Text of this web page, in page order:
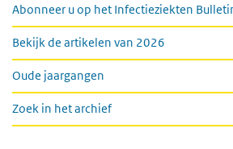
Abonneer u op het Infectieziekten
Bekijk de artikelen van 2026
Oude jaargangen
Zoek in het archief